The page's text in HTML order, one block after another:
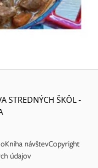
STREDNÝCH ŠKÔL -
Kniha návštevCopyright
údajov